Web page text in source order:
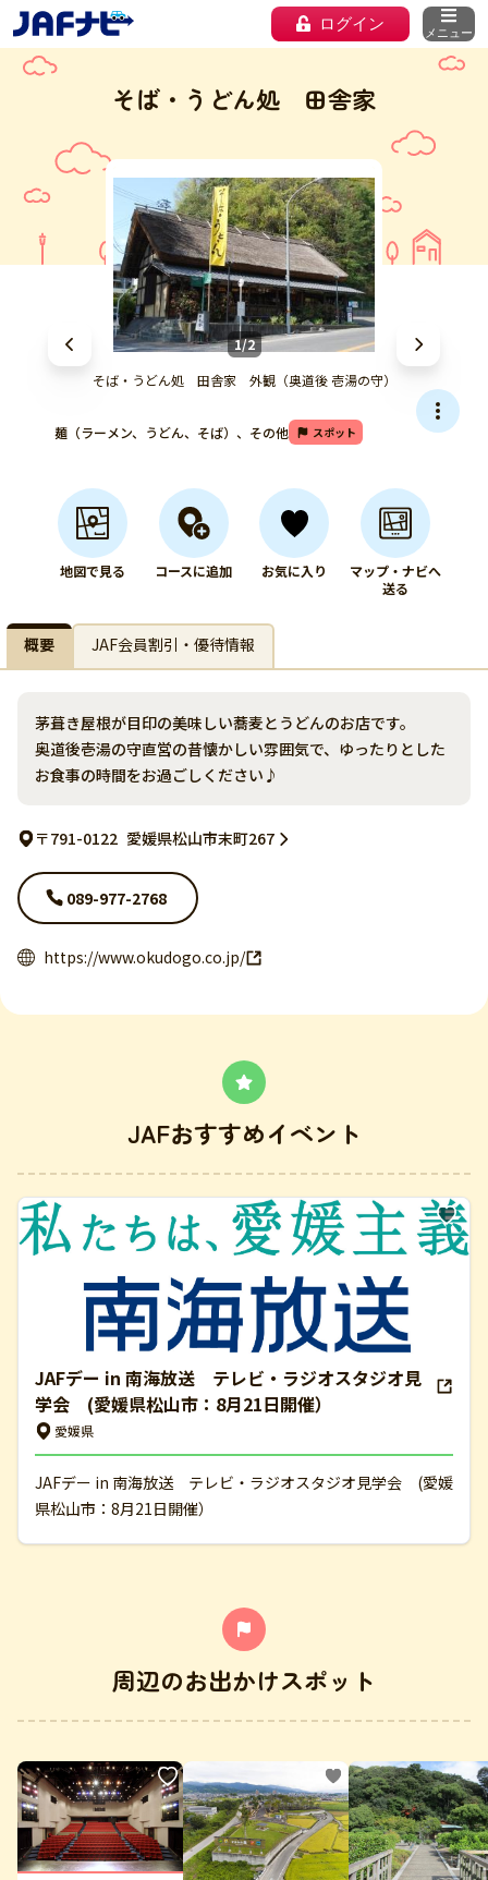
ログイン メニュー
そば・うどん処 田舎家
1/2
そば・うどん処 田舎家 外観（奥道後 壱湯の守）
麺（ラーメン、うどん、そば）、その他 スポット
地図で見る コースに追加 お気に入り
マップ・ナビへ
送る
概要 JAF会員割引・優待情報
茅葺き屋根が目印の美味しい蕎麦とうどんのお店です。
奥道後壱湯の守直営の昔懐かしい雰囲気で、ゆったりとした
お食事の時間をお過ごしください♪
〒791-0122 愛媛県松山市末町267
089-977-2768
https://www.okudogo.co.jp/
JAFおすすめイベント
JAFデー in 南海放送 テレビ・ラジオスタジオ見
学会 (愛媛県松山市：8月21日開催）
愛媛県
JAFデー in 南海放送 テレビ・ラジオスタジオ見学会 (愛媛
県松山市：8月21日開催）
周辺のお出かけスポット